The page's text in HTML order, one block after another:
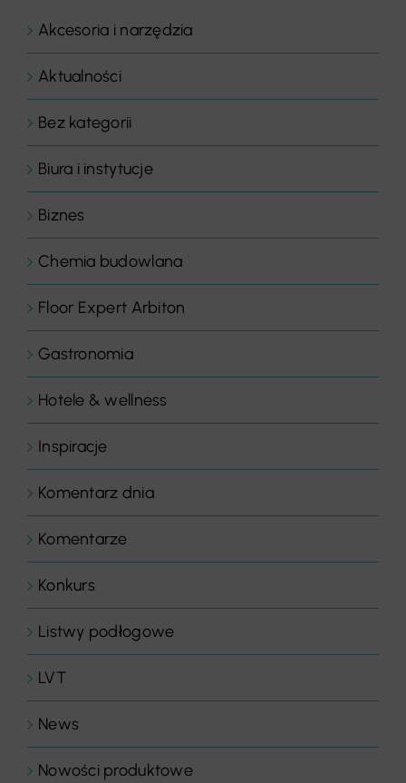
Akcesoria i narzędzia
Aktualności
Bez kategorii
Biura i instytucje
Biznes
Chemia budowlana
Floor Expert Arbiton
Gastronomia
Hotele & wellness
Inspiracje
Komentarz dnia
Komentarze
Konkurs
Listwy podłogowe
LVT
News
Nowości produktowe